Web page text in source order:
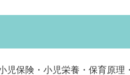
児保険・小児栄養・保育原理